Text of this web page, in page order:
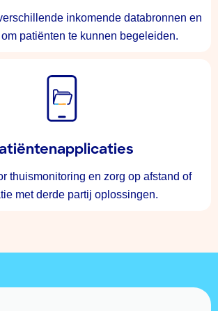
inkomende databronnen en
patiënten te kunnen begeleiden.
thuismonitoring en zorg op afstand of
met derde partij oplossingen.